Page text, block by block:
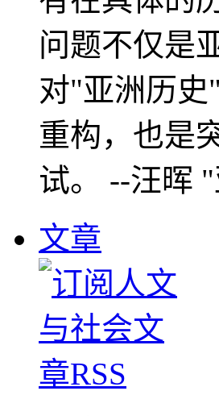
问题不仅是
对"亚洲历
重构，也是
试。 --汪晖
文章